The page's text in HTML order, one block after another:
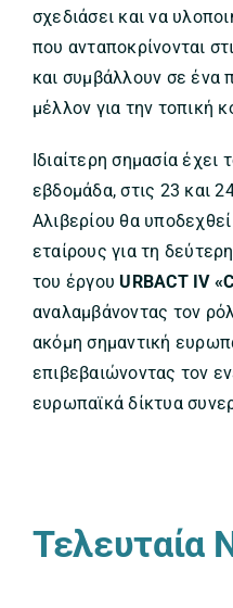
σχεδιάσει και να
που ανταποκρίνονται
και συμβάλλουν σε ένα
μέλλον για την τοπική
Ιδιαίτερη σημασία
εβδομάδα, στις 23 και
Αλιβερίου θα
εταίρους για τη
του έργουURBACT IV
αναλαμβάνοντας τον
ακόμη σημαντική
επιβεβαιώνοντας τον
ευρωπαϊκά δίκτυα
Τελευταία